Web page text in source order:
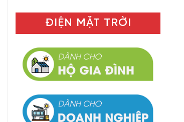
ĐIỆN MẶT TRỜI